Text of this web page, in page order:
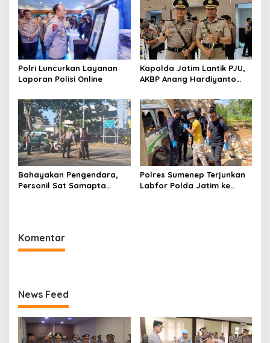
Polri Luncurkan Layanan
Laporan Polisi Online
Kapolda Jatim Lantik PJU,
AKBP Anang Hardiyanto
Bahayakan Pengendara,
Personil Sat Samapta
Polres Sumenep Terjunkan
Labfor Polda Jatim ke
Komentar
News Feed